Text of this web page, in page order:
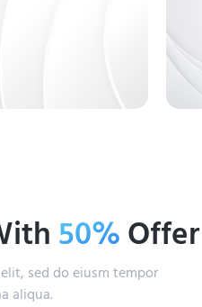
50%Offer
sed do eiusm tempor
aliqua.